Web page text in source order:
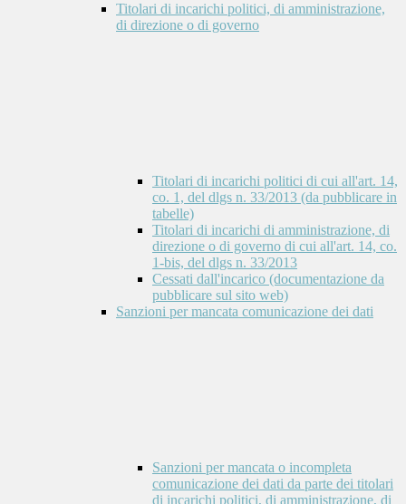
Titolari di incarichi politici, di amministrazione,
di direzione o di governo
Titolari di incarichi politici di cui all'art. 14,
co. 1, del dlgs n. 33/2013 (da pubblicare in
tabelle)
Titolari di incarichi di amministrazione, di
direzione o di governo di cui all'art. 14, co.
1-bis, del dlgs n. 33/2013
Cessati dall'incarico (documentazione da
pubblicare sul sito web)
Sanzioni per mancata comunicazione dei dati
Sanzioni per mancata o incompleta
comunicazione dei dati da parte dei titolari
di incarichi politici, di amministrazione, di